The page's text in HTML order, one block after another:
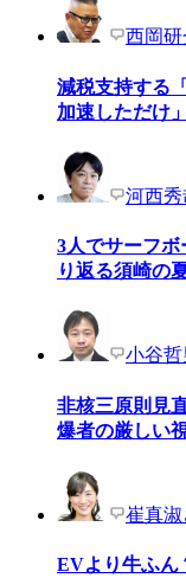
西岡
減税支持する
加速しただけ」
河西
3人でサーフ
り返る須崎の
小谷
非核三原則見
爆者の厳しい
崔真
EVより牛ふ